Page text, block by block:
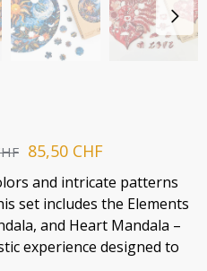
85,50 CHF
and intricate patterns
set includes the Elements
and Heart Mandala –
experience designed to